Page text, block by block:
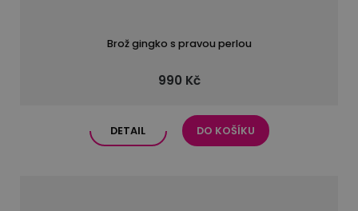
Brož gingko s pravou perlou
990 Kč
DETAIL DO KOŠÍKU